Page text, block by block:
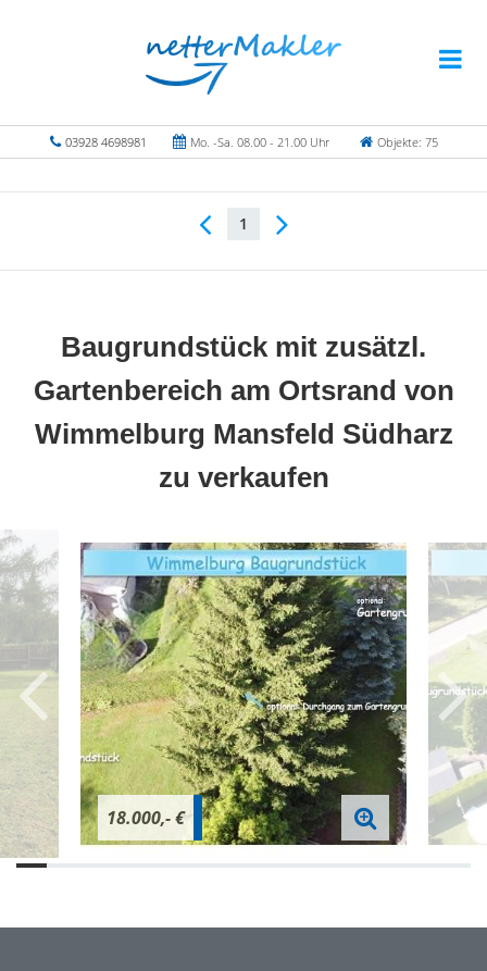
03928 4698981 Mo. -Sa. 08.00 - 21.00 Uhr Objekte: 75
1
Baugrundstück mit zusätzl.
Gartenbereich am Ortsrand von
Wimmelburg Mansfeld Südharz
zu verkaufen
18.000,- €